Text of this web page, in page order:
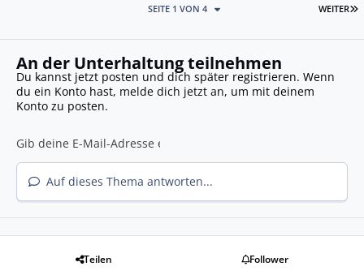
WEITER
SEITE 1 VON 4
An der Unterhaltung teilnehmen
Du kannst jetzt posten und dich später registrieren. Wenn
du ein Konto hast, melde dich jetzt an, um mit deinem
Konto zu posten.
Auf dieses Thema antworten...
Teilen Follower